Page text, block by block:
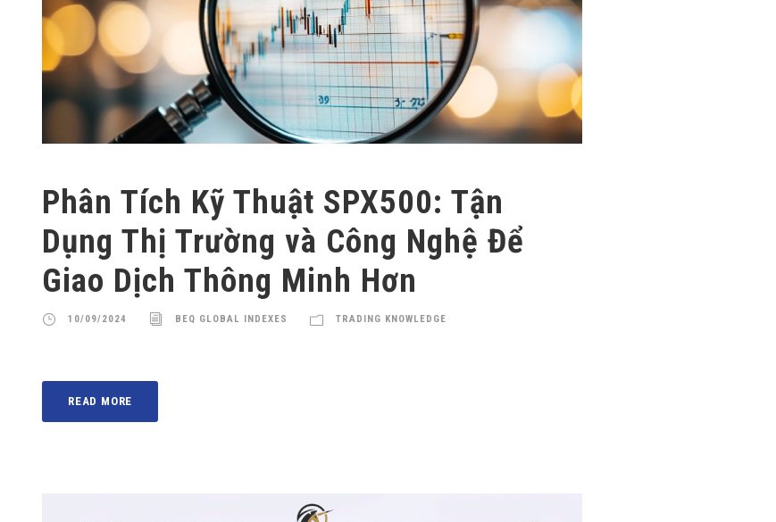
Phân Tích Kỹ Thuật SPX500: Tận
Dụng Thị Trường và Công Nghệ Để
Giao Dịch Thông Minh Hơn
10/09/2024 BEQ GLOBAL INDEXES TRADING KNOWLEDGE
READ MORE